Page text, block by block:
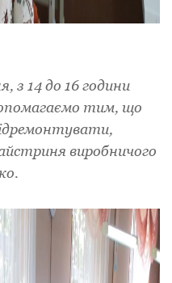
з 14 до 16 години
тим, що
виробничого